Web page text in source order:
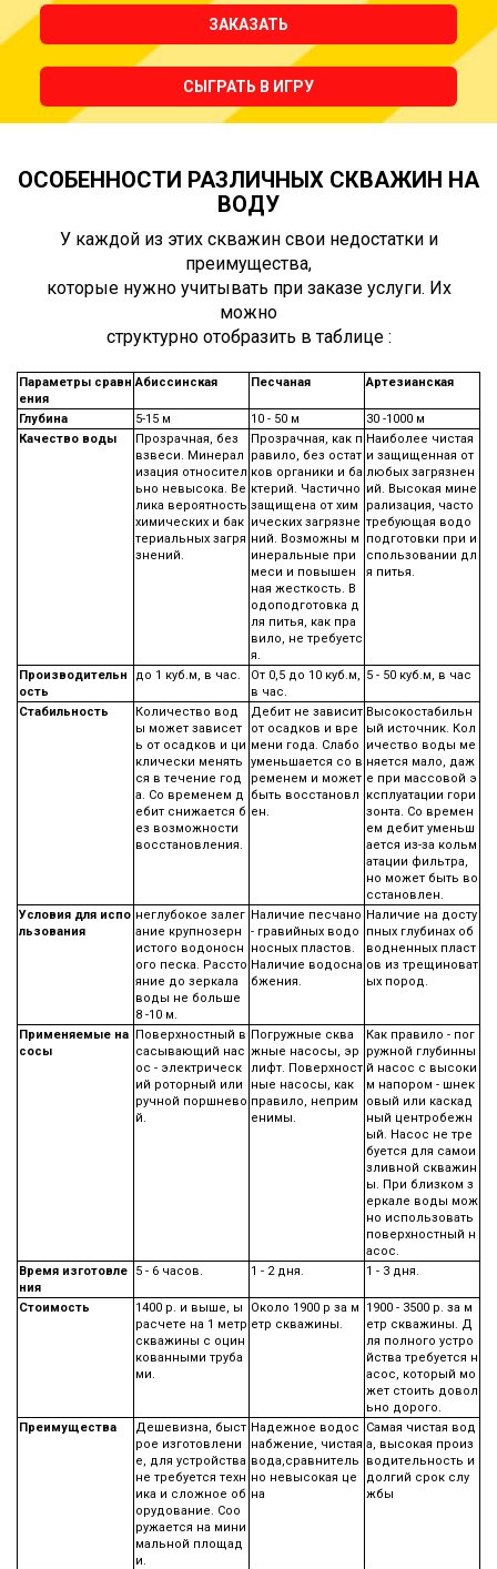
ЗАКАЗАТЬ
СЫГРАТЬ В ИГРУ
ОСОБЕННОСТИ РАЗЛИЧНЫХ СКВАЖИН НА
ВОДУ
У каждой из этих скважин свои недостатки и
преимущества,
которые нужно учитывать при заказе услуги. Их
можно
структурно отобразить в таблице :
Параметры сравн
ения
Абиссинская Песчаная Артезианская
Глубина 5-15 м 10 - 50 м
30 -1000 м
Качество воды
Прозрачная, без
взвеси. Минерал
изация относител
ьно невысока. Ве
лика вероятность
химических и бак
териальных загря
знений.
Прозрачная, как п
равило, без остат
ков органики и ба
ктерий. Частично
защищена от хим
ических загрязне
ний. Возможны м
инеральные при
меси и повышен
ная жесткость. В
одоподготовка д
ля питья, как пра
вило, не требуетс
я.
Наиболее чистая
и защищенная от
любых загрязнен
ий. Высокая мине
рализация, часто
требующая водо
подготовки при и
спользовании дл
я питья.
Производительн
ость
до 1 куб.м, в час.
От 0,5 до 10 куб.м,
в час.
5 - 50 куб.м, в час
Стабильность
Количество вод
ы может зависет
ь от осадков и ци
клически менять
ся в течение год
а. Со временем д
ебит снижается б
ез возможности
восстановления.
Дебит не зависит
от осадков и вре
мени года. Слабо
уменьшается со в
ременем и может
быть восстановл
ен.
Высокостабильн
ый источник. Кол
ичество воды ме
няется мало, даж
е при массовой э
ксплуатации гори
зонта. Со времен
ем дебит уменьш
ается из-за кольм
атации фильтра,
но может быть во
сстановлен.
Условия для испо
льзования
неглубокое залег
ание крупнозерн
истого водоносн
ого песка. Рассто
яние до зеркала
воды не больше
8 -10 м.
Наличие песчано
- гравийных водо
носных пластов.
Наличие водосна
бжения.
Наличие на досту
пных глубинах об
водненных пласт
ов из трещиноват
ых пород.
Применяемые на
сосы
Поверхностный в
сасывающий нас
ос - электрическ
ий роторный или
ручной поршнево
й.
Погружные сква
жные насосы, эр
лифт. Поверхност
ные насосы, как
правило, неприм
енимы.
Как правило - пог
ружной глубинны
й насос с высоки
м напором - шнек
овый или каскад
ный центробежн
ый. Насос не тре
буется для самои
зливной скважин
ы. При близком з
еркале воды мож
но использовать
поверхностный н
асос.
Время изготовле
ния
5 - 6 часов. 1 - 2 дня. 1 - 3 дня.
Стоимость
1400 р. и выше, ы
расчете на 1 метр
скважины с оцин
кованными труба
ми.
Около 1900 р за м
етр скважины.
1900 - 3500 р. за м
етр скважины. Д
ля полного устро
йства требуется н
асос, который мо
жет стоить довол
ьно дорого.
Преимущества
Дешевизна, быст
рое изготовлени
е, для устройства
не требуется техн
ика и сложное об
орудование. Соо
ружается на мини
мальной площад
и.
Надежное водос
набжение, чистая
вода,сравнитель
но невысокая це
на
Самая чистая вод
а, высокая произ
водительность и
долгий срок слу
жбы